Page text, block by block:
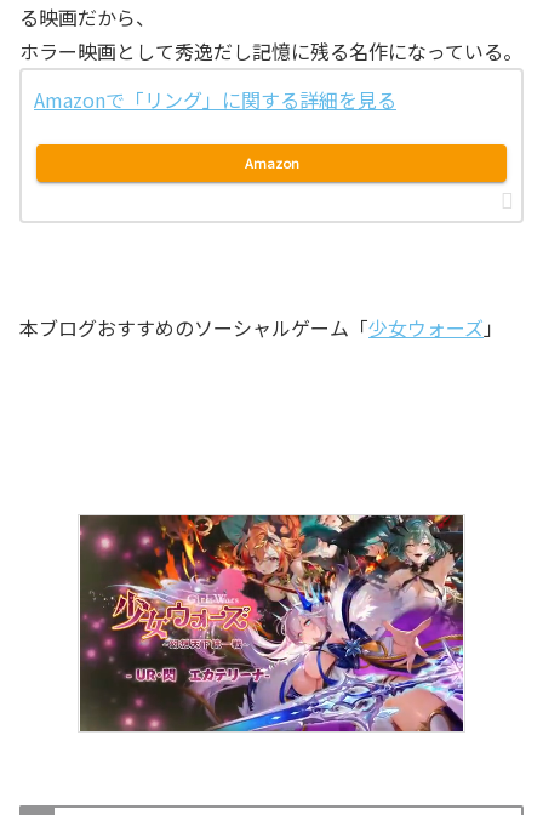
る映画だから、
ホラー映画として秀逸だし記憶に残る名作になっている。
Amazonで「リング」に関する詳細を見る
Amazon
本ブログおすすめのソーシャルゲーム「少女ウォーズ 」